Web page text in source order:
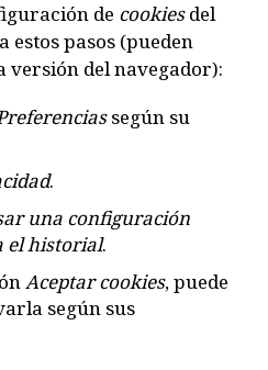
de cookiesdel
estos pasos (pueden
del navegador):
según su
.
una configuración
el historial.
Aceptar cookies, puede
según sus